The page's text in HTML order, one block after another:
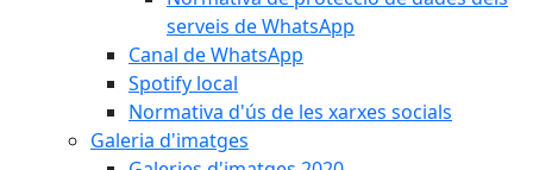
serveis de WhatsApp
Canal de WhatsApp
Spotify local
Normativa d'ús de les xarxes socials
Galeria d'imatges